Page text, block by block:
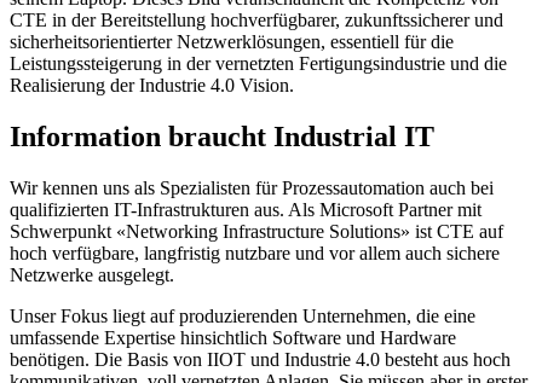
Information braucht Industrial IT
Wir kennen uns als Spezialisten für Prozessautomation auch bei
qualifizierten IT-Infrastrukturen aus. Als Microsoft Partner mit
Schwerpunkt «Networking Infrastructure Solutions» ist CTE auf
hoch verfügbare, langfristig nutzbare und vor allem auch sichere
Netzwerke ausgelegt.
Unser Fokus liegt auf produzierenden Unternehmen, die eine
umfassende Expertise hinsichtlich Software und Hardware
benötigen. Die Basis von IIOT und Industrie 4.0 besteht aus hoch